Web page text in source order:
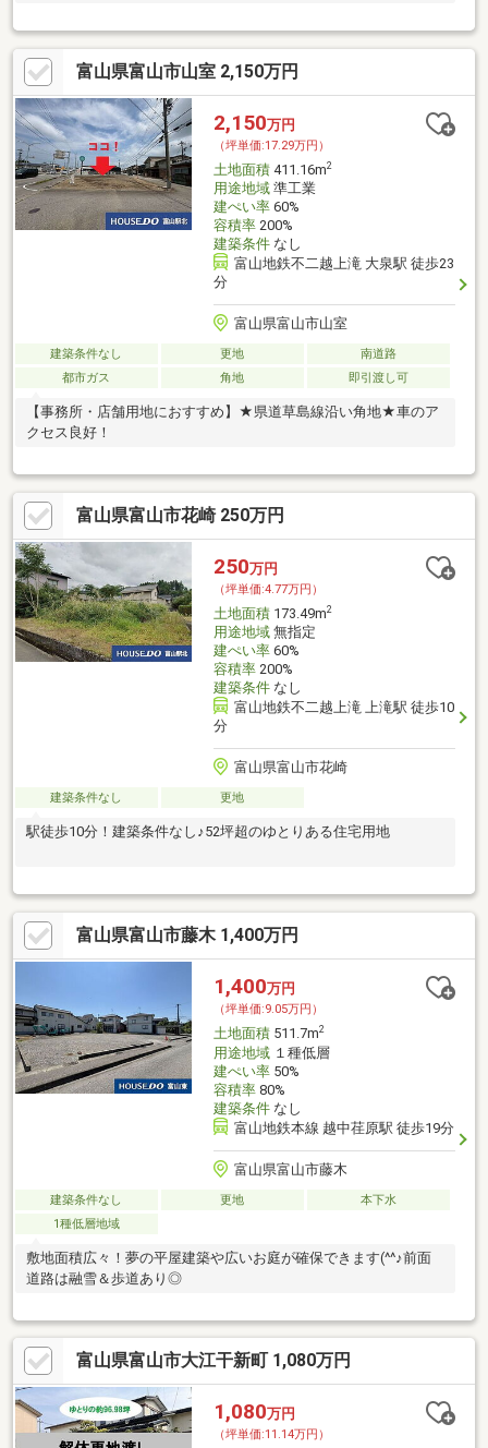
富山県富山市山室 2,150万円
2,150万円
（坪単価:17.29万円）
土地面積411.16m2
用途地域準工業
建ぺい率60%
容積率200%
建築条件なし
富山地鉄不二越上滝 大泉駅 徒歩23
分
富山県富山市山室
建築条件なし 更地
南道路
都市ガス
角地 即引渡し可
【事務所・店舗用地におすすめ】★県道草島線沿い角地★車のア
クセス良好！
富山県富山市花崎 250万円
250万円
（坪単価:4.77万円）
土地面積173.49m2
用途地域無指定
建ぺい率60%
容積率200%
建築条件なし
富山地鉄不二越上滝 上滝駅 徒歩10
分
富山県富山市花崎
建築条件なし 更地
駅徒歩10分！建築条件なし♪52坪超のゆとりある住宅用地
富山県富山市藤木 1,400万円
1,400万円
（坪単価:9.05万円）
土地面積511.7m2
用途地域１種低層
建ぺい率50%
容積率80%
建築条件なし
富山地鉄本線 越中荏原駅 徒歩19分
富山県富山市藤木
建築条件なし 更地
本下水
1種低層地域
敷地面積広々！夢の平屋建築や広いお庭が確保できます(^^♪前面
道路は融雪＆歩道あり◎
富山県富山市大江干新町 1,080万円
1,080万円
（坪単価:11.14万円）